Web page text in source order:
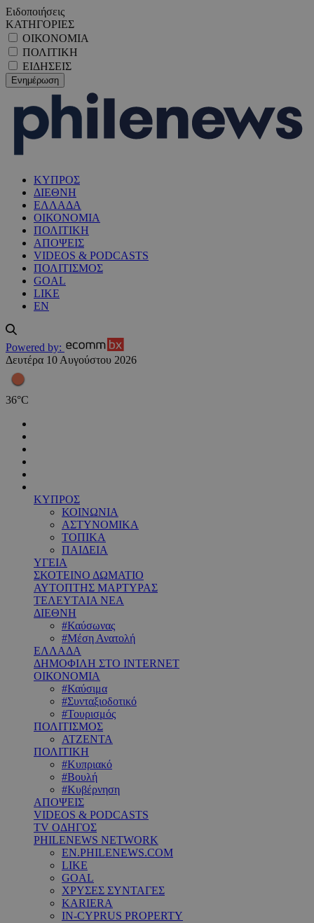
Ειδοποιήσεις
ΚΑΤΗΓΟΡΙΕΣ
ΟΙΚΟΝΟΜΙΑ
ΠΟΛΙΤΙΚΗ
ΕΙΔΗΣΕΙΣ
ΚΥΠΡΟΣ
ΔΙΕΘΝΗ
ΕΛΛΑΔΑ
ΟΙΚΟΝΟΜΙΑ
ΠΟΛΙΤΙΚΗ
ΑΠΟΨΕΙΣ
VIDEOS & PODCASTS
ΠΟΛΙΤΙΣΜΟΣ
GOAL
LIKE
EN
Powered by:
Δευτέρα 10 Αυγούστου 2026
36°C
ΚΥΠΡΟΣ
ΚΟΙΝΩΝΙΑ
ΑΣΤΥΝΟΜΙΚΑ
ΤΟΠΙΚΑ
ΠΑΙΔΕΙΑ
ΥΓΕΙΑ
ΣΚΟΤΕΙΝΟ ΔΩΜΑΤΙΟ
ΑΥΤΟΠΤΗΣ ΜΑΡΤΥΡΑΣ
ΤΕΛΕΥΤΑΙΑ ΝΕΑ
ΔΙΕΘΝΗ
#Καύσωνας
#Μέση Ανατολή
ΕΛΛΑΔΑ
ΔΗΜΟΦΙΛΗ ΣΤΟ INTERNET
ΟΙΚΟΝΟΜΙΑ
#Καύσιμα
#Συνταξιοδοτικό
#Τουρισμός
ΠΟΛΙΤΙΣΜΟΣ
ΑΤΖΕΝΤΑ
ΠΟΛΙΤΙΚΗ
#Κυπριακό
#Βουλή
#Κυβέρνηση
ΑΠΟΨΕΙΣ
VIDEOS & PODCASTS
TV ΟΔΗΓΟΣ
PHILENEWS NETWORK
EN.PHILENEWS.COM
LIKE
GOAL
ΧΡΥΣΕΣ ΣΥΝΤΑΓΕΣ
KARIERA
IN-CYPRUS PROPERTY